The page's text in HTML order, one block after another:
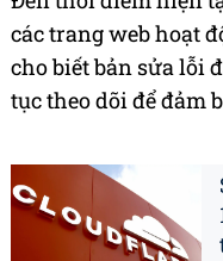
các trang web hoạt
cho biết bản sửa lỗi
tục theo dõi để đảm